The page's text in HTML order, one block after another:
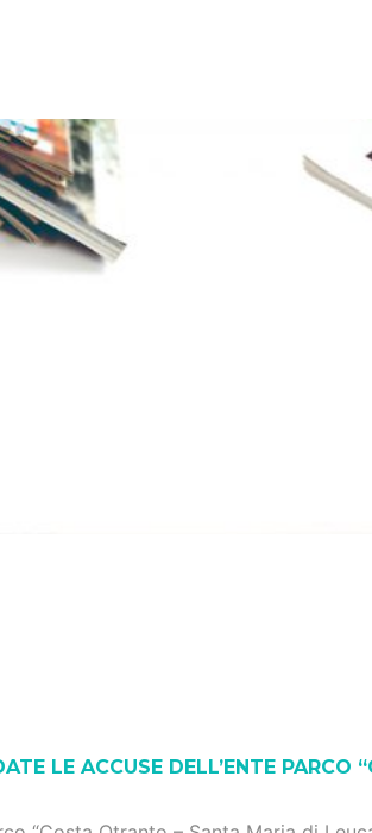
LE ACCUSE DELL’ENTE